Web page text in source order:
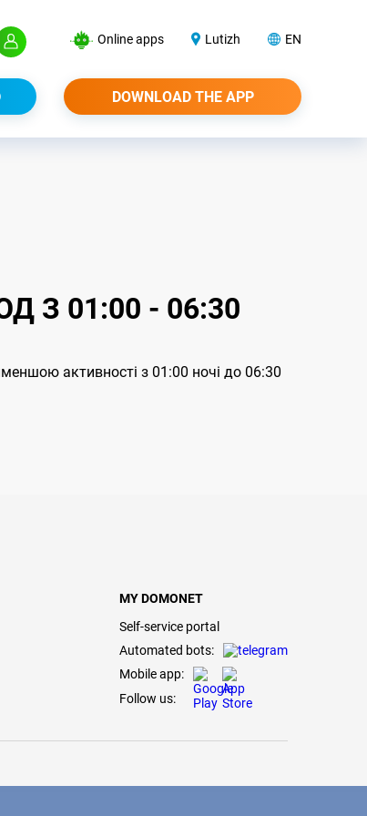
Online apps Lutizh EN
DOWNLOAD THE APP
З 01:00 - 06:30
активності з 01:00 ночі до 06:30
MY DOMONET
Self-service portal
Automated bots:
Mobile app:
Follow us: